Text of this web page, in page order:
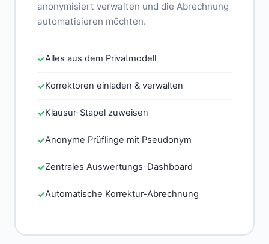
anonymisiert verwalten und die Abrechnung
automatisieren möchten.
✓Alles aus dem Privatmodell
✓Korrektoren einladen & verwalten
✓Klausur-Stapel zuweisen
✓Anonyme Prüflinge mit Pseudonym
✓Zentrales Auswertungs-Dashboard
✓Automatische Korrektur-Abrechnung